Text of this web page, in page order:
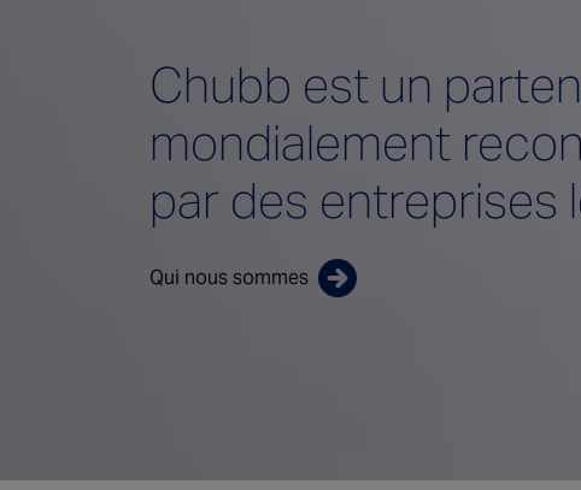
Chubb est un
mondialement
par des entreprises
Qui nous sommes